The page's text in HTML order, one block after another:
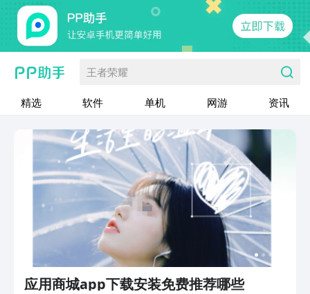
王者荣耀
精选 软件 单机 网游 资讯
应用商城app下载安装免费推荐哪些